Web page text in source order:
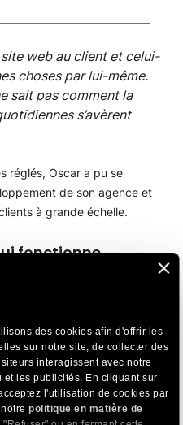
des cookies afin d'offrir les
sur notre site, de collecter des
interagissent avec notre
les publicités. En cliquant sur
l'utilisation de cookies par
politique en matière de
web au client et celui-
choses par lui-même.
sait pas comment la
s’avèrent
réglés, Oscar a pu se
de son agence et
à grande échelle.
fonctionne
pour développer leur
et en toute confiance.
complètement ou gérer
l’accès collaborateurde
difficulté lorsque cela est